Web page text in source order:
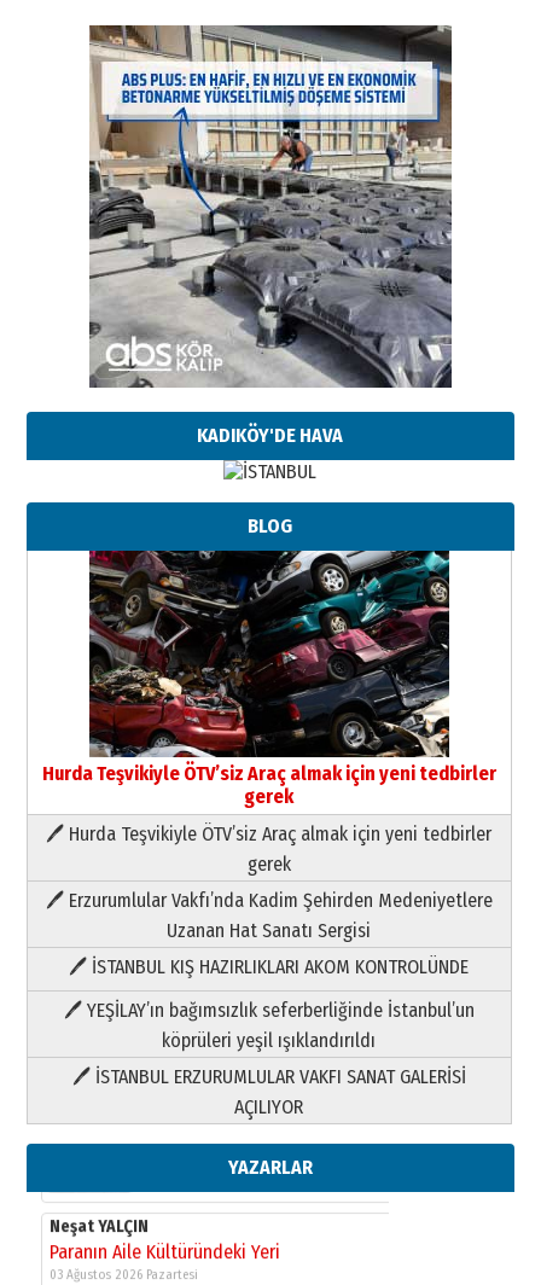
KADIKÖY'DE HAVA
BLOG
Hurda Teşvikiyle ÖTV’siz Araç almak için yeni tedbirler
gerek
🖊 Hurda Teşvikiyle ÖTV’siz Araç almak için yeni tedbirler
gerek
🖊 Erzurumlular Vakfı’nda Kadim Şehirden Medeniyetlere
Uzanan Hat Sanatı Sergisi
🖊 İSTANBUL KIŞ HAZIRLIKLARI AKOM KONTROLÜNDE
🖊 YEŞİLAY’ın bağımsızlık seferberliğinde İstanbul’un
köprüleri yeşil ışıklandırıldı
🖊 İSTANBUL ERZURUMLULAR VAKFI SANAT GALERİSİ
AÇILIYOR
YAZARLAR
Paranın Aile Kültüründeki Yeri
03 Ağustos 2026 Pazartesi
Yıldırım Gündoğdu
HAVVA’NIN ÜÇ KIZI
09 Temmuz 2026 Perşembe
Yusuf POLAT
Şampiyonluk Sebahattin Şirin’e
yazar
11 Mayıs 2026 Pazartesi
Neşat YALÇIN
Paranın Aile Kültüründeki Yeri
03 Ağustos 2026 Pazartesi